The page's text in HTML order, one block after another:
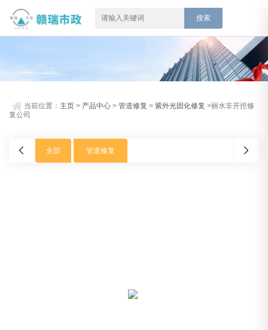
当前位置： 主页 > 产品中心 >管道修复 >紫外光固化修复 >丽水非开挖修
复公司
全部 管道修复